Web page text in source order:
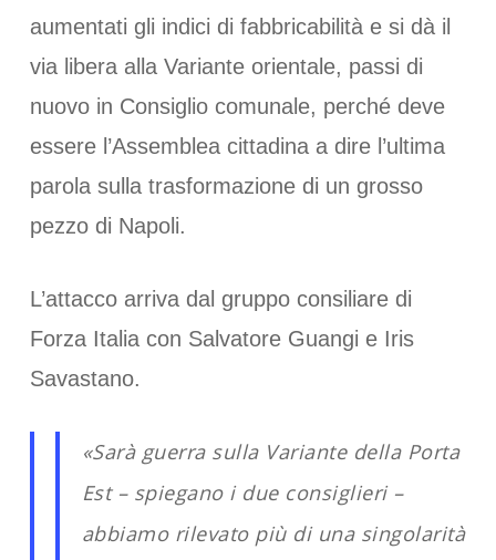
aumentati gli indici di fabbricabilità e si dà il
via libera alla Variante orientale, passi di
nuovo in Consiglio comunale, perché deve
essere l’Assemblea cittadina a dire l’ultima
parola sulla trasformazione di un grosso
pezzo di Napoli.
L’attacco arriva dal gruppo consiliare di
Forza Italia con Salvatore Guangi e Iris
Savastano.
«Sarà guerra sulla Variante della Porta
Est – spiegano i due consiglieri –
abbiamo rilevato più di una singolarità